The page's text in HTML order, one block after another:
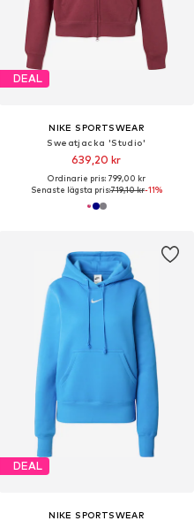
DEAL
NIKE SPORTSWEAR
Sweatjacka 'Studio'
639,20 kr
Ordinarie pris: 799,00 kr
Senaste lägsta pris:719,10 kr-11%
DEAL
NIKE SPORTSWEAR